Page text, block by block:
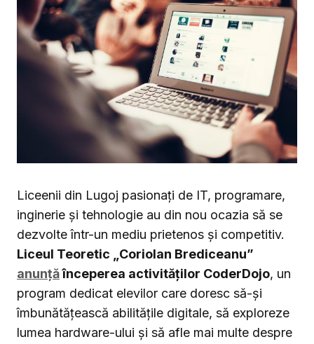
Liceenii din Lugoj pasionați de IT, programare,
inginerie și tehnologie au din nou ocazia să se
dezvolte într-un mediu prietenos și competitiv.
Liceul Teoretic „Coriolan Brediceanu”
anunțăînceperea activităților CoderDojo, un
program dedicat elevilor care doresc să-și
îmbunătățească abilitățile digitale, să exploreze
lumea hardware-ului și să afle mai multe despre